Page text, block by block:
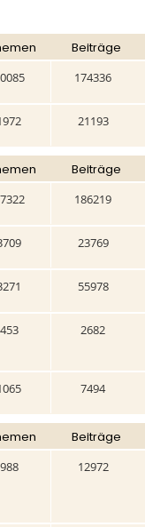
Beiträge
174336
21193
Beiträge
186219
23769
55978
453 2682
7494
Beiträge
988 12972